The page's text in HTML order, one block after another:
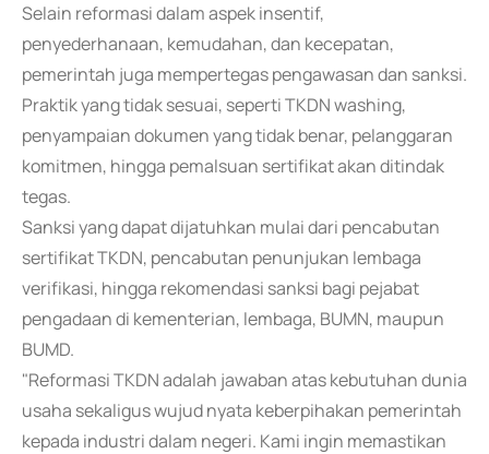
Selain reformasi dalam aspek insentif,
penyederhanaan, kemudahan, dan kecepatan,
pemerintah juga mempertegas pengawasan dan sanksi.
Praktik yang tidak sesuai, seperti TKDN washing,
penyampaian dokumen yang tidak benar, pelanggaran
komitmen, hingga pemalsuan sertifikat akan ditindak
tegas.
Sanksi yang dapat dijatuhkan mulai dari pencabutan
sertifikat TKDN, pencabutan penunjukan lembaga
verifikasi, hingga rekomendasi sanksi bagi pejabat
pengadaan di kementerian, lembaga, BUMN, maupun
BUMD.
"Reformasi TKDN adalah jawaban atas kebutuhan dunia
usaha sekaligus wujud nyata keberpihakan pemerintah
kepada industri dalam negeri. Kami ingin memastikan